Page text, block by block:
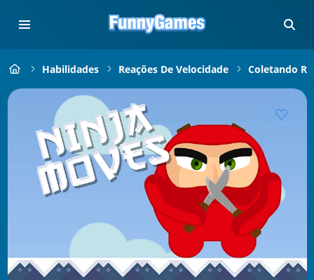
Habilidades Reações De Velocidade Coletando